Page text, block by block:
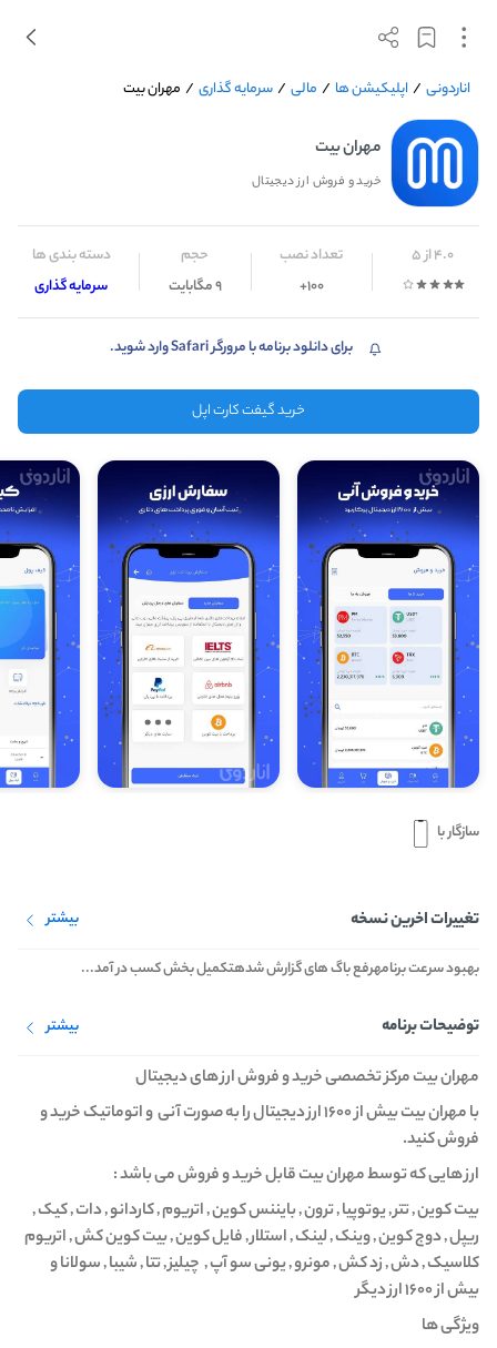
اناردونی / اپلیکیشن ها / مالی /سرمایه گذاری / مهران بیت
مهران بیت
خرید و فروش ارز دیجیتال
4.0 از 5 تعداد نصب
100+
حجم
9 مگابایت
دسته بندی ها
سرمایه گذاری
برای دانلود برنامه با مرورگر Safari وارد شوید.
خرید گیفت کارت اپل
سازگار با
تغییرات اخرین نسخه بیشتر
بهبود سرعت برنامهرفع باگ های گزارش شدهتکمیل بخش کسب در آمد...
توضیحات برنامه بیشتر
مهران بیت مرکز تخصصی خرید و فروش ارز های دیجیتال
با مهران بیت بیش از ۱۶۰۰ ارز دیجیتال را به صورت آنی و اتوماتیک خرید و
فروش کنید.
ارز هایی که توسط مهران بیت قابل خرید و فروش می باشد :
بیت کوین , تتر , یوتوپیا , ترون , بایننس کوین , اتریوم , کاردانو , دات , کیک ,
ریپل , دوج کوین , وینک , لینک , استلار , فایل کوین , بیت کوین کش , اتریوم
کلاسیک , دش , زد کش , مونرو , یونی سو آپ , چیلیز , تتا , شیبا , سولانا و
بیش از ۱۶۰۰ ارز دیگر
ویژگی ها